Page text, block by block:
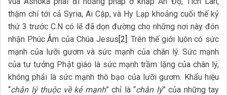
thậm chí tới cả Syria, Ai Cập, và Hy Lạp khoảng cuối thế kỷ
thứ 3 trước C.N có lẽ đã dọn đường cho những nơi này đón
nhận Phúc Âm của Chúa Jesus[2]. Trên thế giới luôn có sức
mạnh của lưỡi gươm và sức mạnh của chân lý. Sức mạnh
của tư tưởng Phật giáo là sức mạnh trầm lặng của chân lý,
không phải là sức mạnh thô bạo của lưỡi gươm. Khẩu hiệu
“chân lý thuộc về kẻ mạnh” chỉ là “chân lý” của những tay